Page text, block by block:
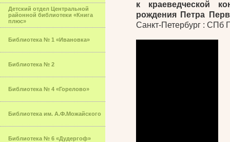
Детский отдел Центральной
районной библиотеки «Книга
плюс»
Библиотека № 1 «Ивановка»
Библиотека № 2
Библиотека № 4 «Горелово»
Библиотека им. А.Ф.Можайского
Библиотека № 6 «Дудергоф»
к краеведческой
рождения Петра
Санкт-Петербург : СПб